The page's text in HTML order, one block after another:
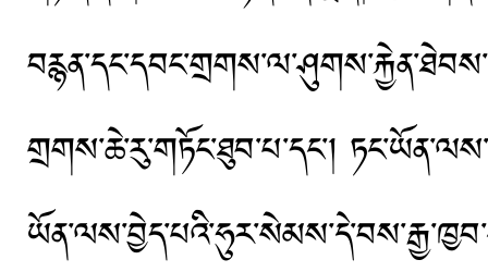
གྲགས་ཆེ་རུ་གཏོང་ཐུབ་པ་དང་།